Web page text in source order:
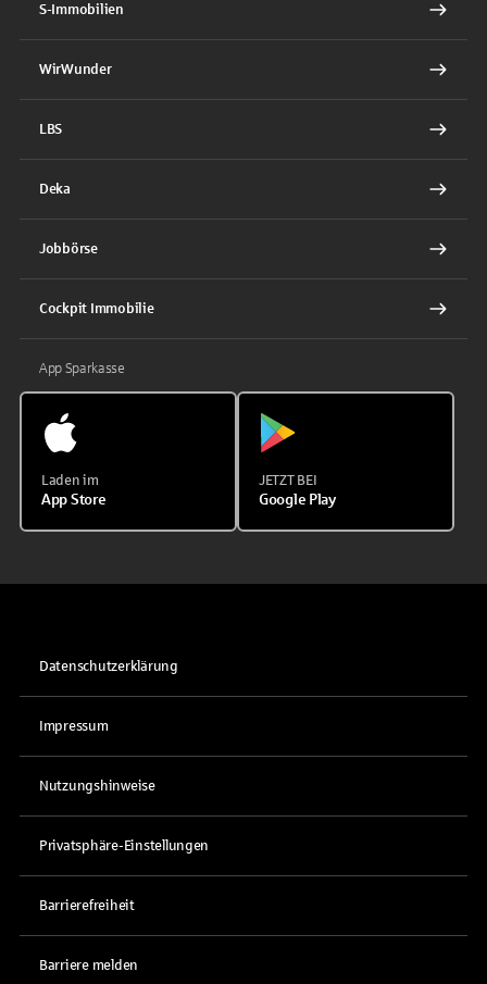
S-Immobilien
WirWunder
LBS
Deka
Jobbörse
Cockpit Immobilie
App Sparkasse
Laden im
App Store
JETZT BEI
Google Play
Datenschutzerklärung
Impressum
Nutzungshinweise
Privatsphäre-Einstellungen
Barrierefreiheit
Barriere melden